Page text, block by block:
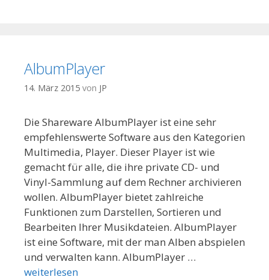
AlbumPlayer
14. März 2015 von JP
Die Shareware AlbumPlayer ist eine sehr
empfehlenswerte Software aus den Kategorien
Multimedia, Player. Dieser Player ist wie
gemacht für alle, die ihre private CD- und
Vinyl-Sammlung auf dem Rechner archivieren
wollen. AlbumPlayer bietet zahlreiche
Funktionen zum Darstellen, Sortieren und
Bearbeiten Ihrer Musikdateien. AlbumPlayer
ist eine Software, mit der man Alben abspielen
und verwalten kann. AlbumPlayer …
weiterlesen